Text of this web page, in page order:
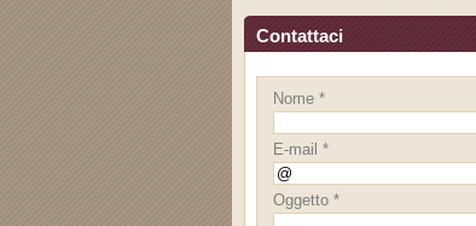
Contattaci
Nome *
E-mail *
Oggetto *